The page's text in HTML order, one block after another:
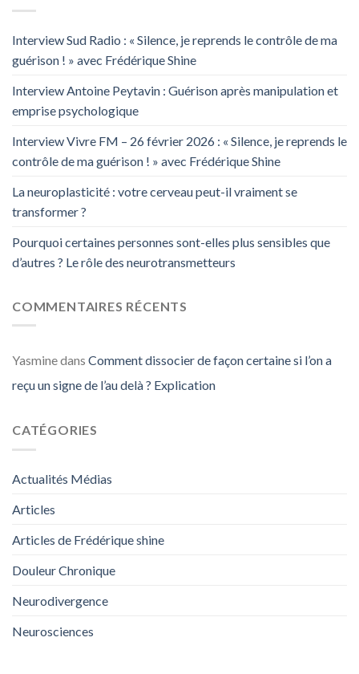
Interview Sud Radio : « Silence, je reprends le contrôle de ma
guérison ! » avec Frédérique Shine
Interview Antoine Peytavin : Guérison après manipulation et
emprise psychologique
Interview Vivre FM – 26 février 2026 : « Silence, je reprends le
contrôle de ma guérison ! » avec Frédérique Shine
La neuroplasticité : votre cerveau peut-il vraiment se
transformer ?
Pourquoi certaines personnes sont-elles plus sensibles que
d’autres ? Le rôle des neurotransmetteurs
COMMENTAIRES RÉCENTS
Yasminedans Comment dissocier de façon certaine si l’on a
reçu un signe de l’au delà ? Explication
CATÉGORIES
Actualités Médias
Articles
Articles de Frédérique shine
Douleur Chronique
Neurodivergence
Neurosciences